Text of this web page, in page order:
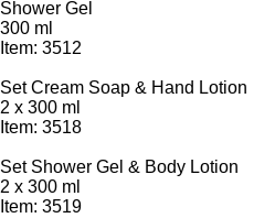
Shower Gel
300 ml
Item: 3512
Set Cream Soap & Hand Lotion
2 x 300 ml
Item: 3518
Set Shower Gel & Body Lotion
2 x 300 ml
Item: 3519